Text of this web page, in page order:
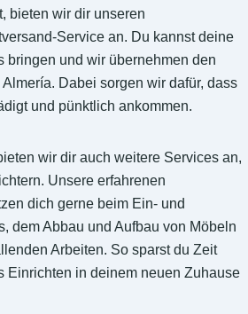
bieten wir dir unseren
Service an. Du kannst deine
bringen und wir übernehmen den
Dabei sorgen wir dafür, dass
und pünktlich ankommen.
wir dir auch weitere Services an,
Unsere erfahrenen
dich gerne beim Ein- und
dem Abbau und Aufbau von Möbeln
Arbeiten. So sparst du Zeit
Einrichten in deinem neuen Zuhause